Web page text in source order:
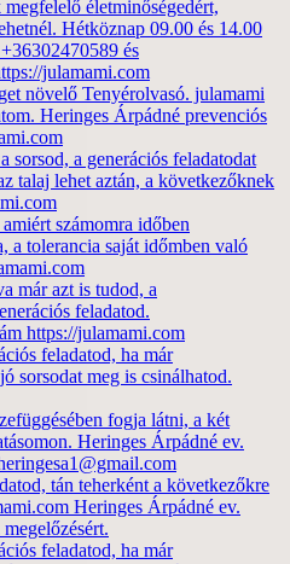
életminőségedért,
Hétköznap 09.00 és 14.00
és
julamami.com
növelő Tenyérolvasó. julamami
Heringes Árpádné prevenciós
sorsod, a generációs feladatodat
talaj lehet aztán, a következőknek
számomra időben
a tolerancia saját időmben való
már azt is tudod, a
feladatod.
https://julamami.com
feladatod, ha már
sorsodat meg is csinálhatod.
fogja látni, a két
Heringes Árpádné ev.
tán teherként a következőkre
Heringes Árpádné ev.
feladatod, ha már